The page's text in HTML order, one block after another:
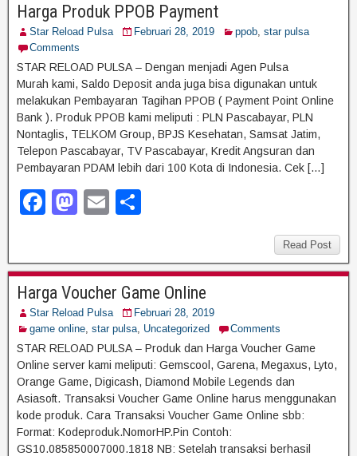
Harga Produk PPOB Payment
Star Reload Pulsa Februari 28, 2019 ppob star pulsa
Comments
STAR RELOAD PULSA – Dengan menjadi Agen Pulsa
Murah kami, Saldo Deposit anda juga bisa digunakan untuk
melakukan Pembayaran Tagihan PPOB ( Payment Point Online
Bank ). Produk PPOB kami meliputi : PLN Pascabayar, PLN
Nontaglis, TELKOM Group, BPJS Kesehatan, Samsat Jatim,
Telepon Pascabayar, TV Pascabayar, Kredit Angsuran dan
Pembayaran PDAM lebih dari 100 Kota di Indonesia. Cek […]
F
e
b
o
o
k
M
o
d
o
n
E
e
Read Post
Harga Voucher Game Online
Star Reload Pulsa
Februari 28, 2019
game online star pulsa Uncategorized Comments
STAR RELOAD PULSA – Produk dan Harga Voucher Game
Online server kami meliputi: Gemscool, Garena, Megaxus, Lyto,
Orange Game, Digicash, Diamond Mobile Legends dan
Asiasoft. Transaksi Voucher Game Online harus menggunakan
kode produk. Cara Transaksi Voucher Game Online sbb:
Format: Kodeproduk.NomorHP.Pin Contoh:
GS10.085850007000.1818 NB: Setelah transaksi berhasil